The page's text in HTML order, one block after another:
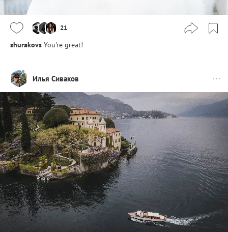
21
shurakovs You're great!
Илья Сиваков